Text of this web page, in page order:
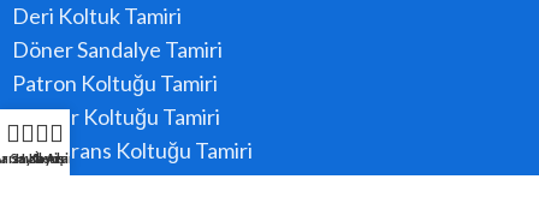
Deri Koltuk Tamiri
Döner Sandalye Tamiri
Patron Koltuğu Tamiri
Berber Koltuğu Tamiri
Konferans Koltuğu Tamiri
SayfaKaydı
Hızlı Ara
İletişim